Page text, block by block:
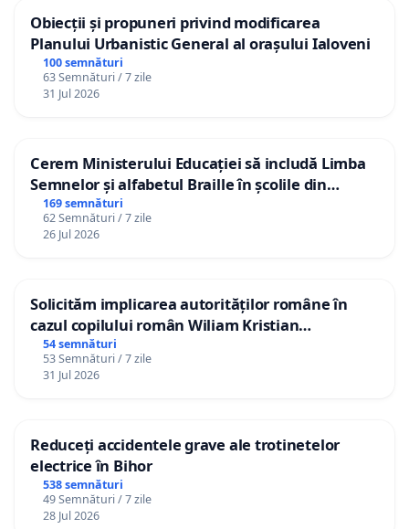
Obiecții și propuneri privind modificarea
Planului Urbanistic General al orașului Ialoveni
100 semnături
63 Semnături / 7 zile
31 Jul 2026
Cerem Ministerului Educației să includă Limba
Semnelor și alfabetul Braille în școlile din
Republica Moldova!
169 semnături
62 Semnături / 7 zile
26 Jul 2026
Solicităm implicarea autorităților române în
cazul copilului român Wiliam Kristian
Gheorghe, aflat în plasament în Danemarca de
12 ani
54 semnături
53 Semnături / 7 zile
31 Jul 2026
Reduceți accidentele grave ale trotinetelor
electrice în Bihor
538 semnături
49 Semnături / 7 zile
28 Jul 2026